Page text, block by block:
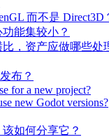
而不是 Direct3D
能集较小？
，资产应做哪些处
布？
for a new project?
new Godot versions?
如何分享它？